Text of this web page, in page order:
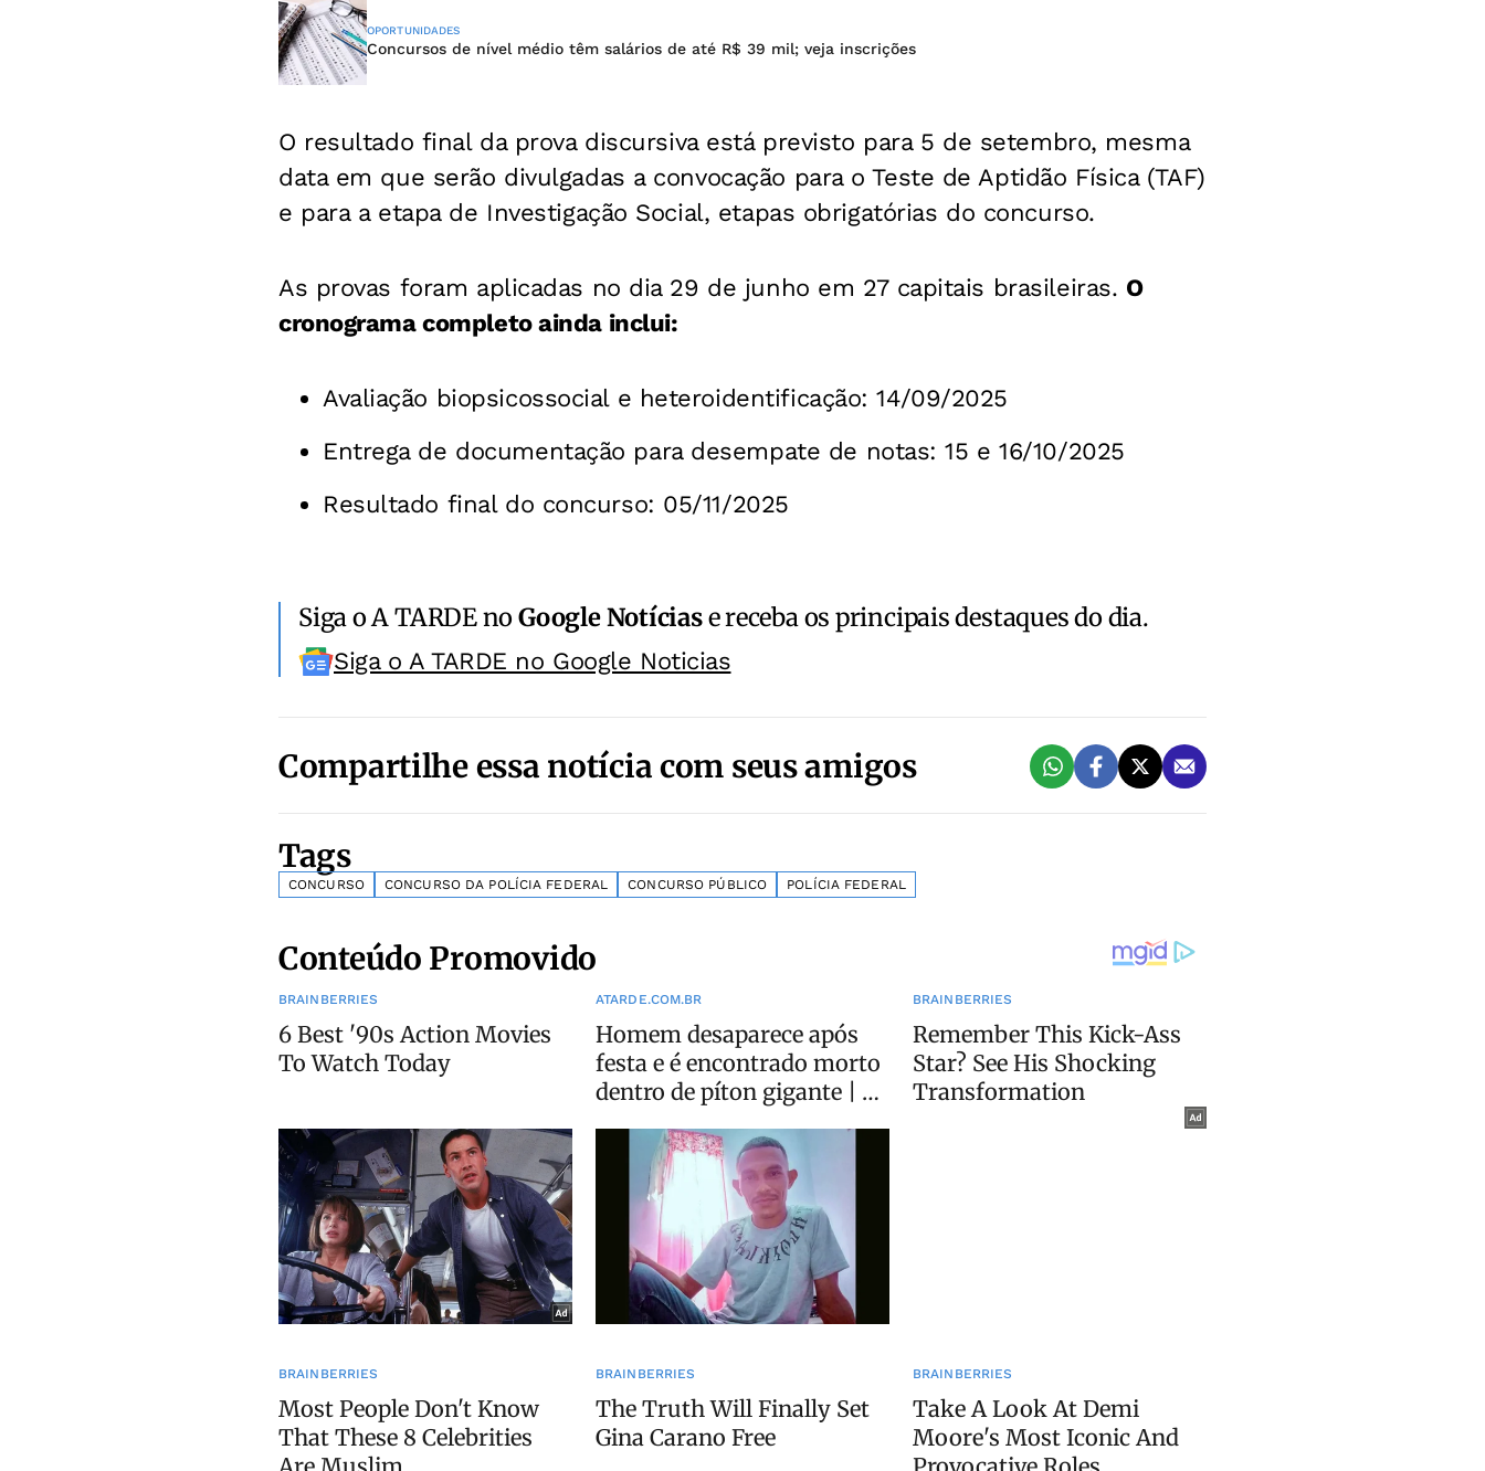
OPORTUNIDADES
Concursos de nível médio têm salários de até R$ 39 mil; veja inscrições
O resultado final da prova discursiva está previsto para 5 de setembro, mesma
data em que serão divulgadas a convocação para o Teste de Aptidão Física (TAF)
e para a etapa de Investigação Social, etapas obrigatórias do concurso.
As provas foram aplicadas no dia 29 de junho em 27 capitais brasileiras. O
cronograma completo ainda inclui:
Avaliação biopsicossocial e heteroidentificação: 14/09/2025
Entrega de documentação para desempate de notas: 15 e 16/10/2025
Resultado final do concurso: 05/11/2025
Siga o A TARDE noGoogle Notíciase receba os principais destaques do dia.
Siga o A TARDE no Google Noticias
Compartilhe essa notícia com seus amigos
Tags
CONCURSO CONCURSO DA POLÍCIA FEDERAL CONCURSO PÚBLICO POLÍCIA FEDERAL